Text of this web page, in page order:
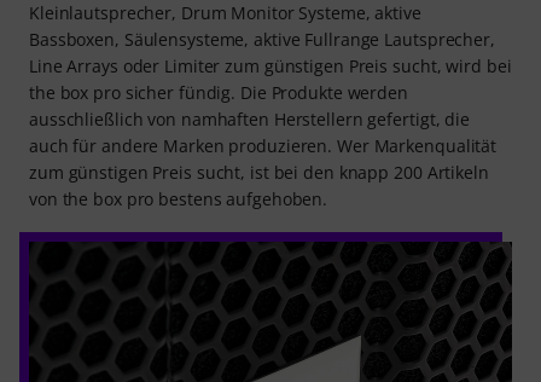
Kleinlautsprecher, Drum Monitor Systeme, aktive
Bassboxen, Säulensysteme, aktive Fullrange Lautsprecher,
Line Arrays oder Limiter zum günstigen Preis sucht, wird bei
the box pro sicher fündig. Die Produkte werden
ausschließlich von namhaften Herstellern gefertigt, die
auch für andere Marken produzieren. Wer Markenqualität
zum günstigen Preis sucht, ist bei den knapp 200 Artikeln
von the box pro bestens aufgehoben.